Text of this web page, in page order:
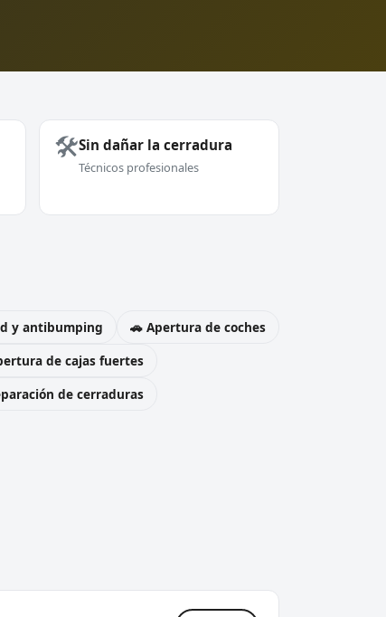
🛠️Sin dañar la cerradura
Técnicos profesionales
y antibumping
🚗 Apertura de coches
de cajas fuertes
de cerraduras